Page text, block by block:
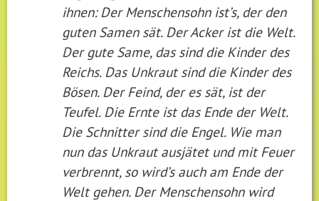
ihnen: Der Menschensohn ist’s, der den
guten Samen sät. Der Acker ist die Welt.
Der gute Same, das sind die Kinder des
Reichs. Das Unkraut sind die Kinder des
Bösen. Der Feind, der es sät, ist der
Teufel. Die Ernte ist das Ende der Welt.
Die Schnitter sind die Engel. Wie man
nun das Unkraut ausjätet und mit Feuer
verbrennt, so wird’s auch am Ende der
Welt gehen. Der Menschensohn wird